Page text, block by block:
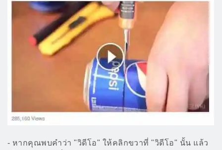
- หากคุณพบคำว่า "วิดีโอ" ให้คลิกขวาที่ "วิดีโอ" นั้น แล้ว